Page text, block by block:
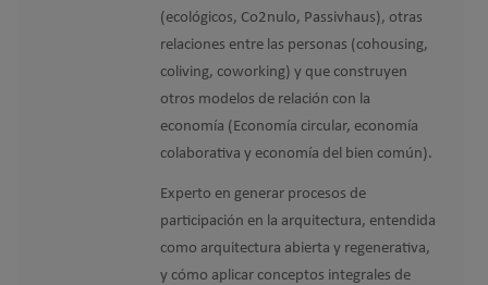
(ecológicos, Co2nulo, Passivhaus), otras
relaciones entre las personas (cohousing,
coliving, coworking) y que construyen
otros modelos de relación con la
economía (Economía circular, economía
colaborativa y economía del bien común).
Experto en generar procesos de
participación en la arquitectura, entendida
como arquitectura abierta y regenerativa,
y cómo aplicar conceptos integrales de